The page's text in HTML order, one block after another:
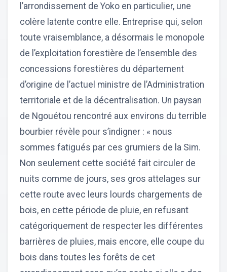
l’arrondissement de Yoko en particulier, une
colère latente contre elle. Entreprise qui, selon
toute vraisemblance, a désormais le monopole
de l’exploitation forestière de l’ensemble des
concessions forestières du département
d’origine de l’actuel ministre de l’Administration
territoriale et de la décentralisation. Un paysan
de Ngouétou rencontré aux environs du terrible
bourbier révèle pour s’indigner : « nous
sommes fatigués par ces grumiers de la Sim.
Non seulement cette société fait circuler de
nuits comme de jours, ses gros attelages sur
cette route avec leurs lourds chargements de
bois, en cette période de pluie, en refusant
catégoriquement de respecter les différentes
barrières de pluies, mais encore, elle coupe du
bois dans toutes les forêts de cet